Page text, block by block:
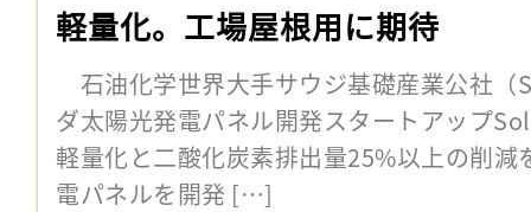
軽量化。工場屋根用に期待
石油化学世界大手サウジ基礎産業公社（
ダ太陽光発電パネル開発スタートアップ
軽量化と二酸化炭素排出量25%以上の削
電パネルを開発 […]